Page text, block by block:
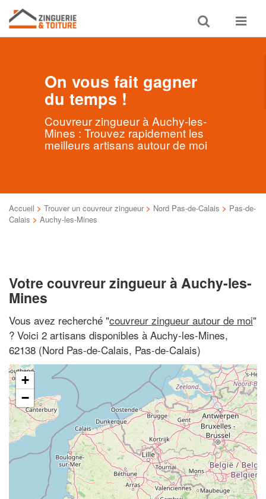
Toggle
search
Toggle
On vous fait gagner
du temps !
Couvreur zingueur à Auchy-les-
Mines : Trouvez rapidement les
meilleurs artisans autour de moi
Accueil > Trouver un couvreur zingueur > Nord Pas-de-Calais > Pas-de-
Calais > Auchy-les-Mines
Votre couvreur zingueur à Auchy-les-
Mines
Vous avez recherché "couvreur zingueur autour de moi"
? Voici 2 artisans disponibles à Auchy-les-Mines,
62138 (Nord Pas-de-Calais, Pas-de-Calais)
+
−